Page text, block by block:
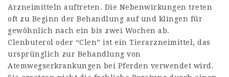
Arzneimitteln auftreten. Die Nebenwirkungen treten
oft zu Beginn der Behandlung auf und klingen für
gewöhnlich nach ein bis zwei Wochen ab.
Clenbuterol oder “Clen” ist ein Tierarzneimittel, das
ursprünglich zur Behandlung von
Atemwegserkrankungen bei Pferden verwendet wird.